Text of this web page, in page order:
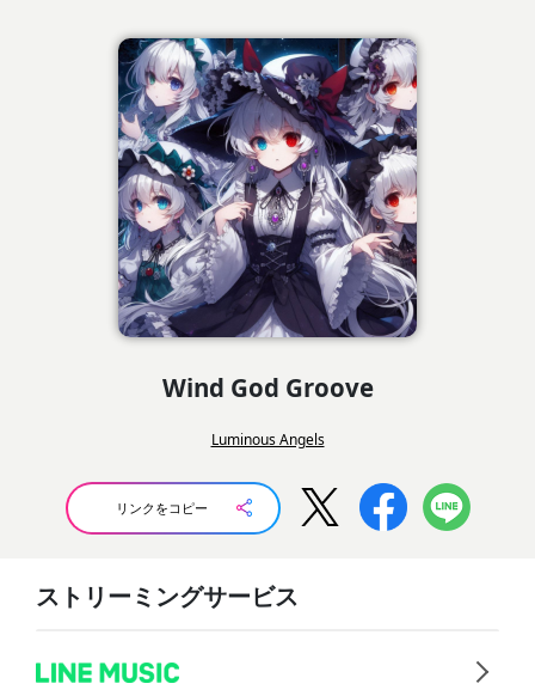
Wind God Groove
Luminous Angels
リンクをコピー
ストリーミングサービス